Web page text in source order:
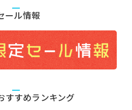
ール情報
すすめランキング